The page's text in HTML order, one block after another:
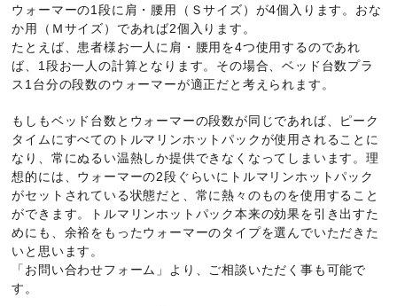
資料ダウンロード
会社情報
個人情報保護方針
特定商取引法に基づく表記
サイトマップ
ウォーマーの1段に肩・腰用（Ｓサイズ）が4個入ります。おな
か用（Ｍサイズ）であれば2個入ります。
たとえば、患者様お一人に肩・腰用を4つ使用するのであれ
ば、1段お一人の計算となります。その場合、ベッド台数プラ
ス1台分の段数のウォーマーが適正だと考えられます。
もしもベッド台数とウォーマーの段数が同じであれば、ピーク
タイムにすべてのトルマリンホットパックが使用されることに
なり、常にぬるい温熱しか提供できなくなってしまいます。理
想的には、ウォーマーの2段ぐらいにトルマリンホットパック
がセットされている状態だと、常に熱々のものを使用すること
ができます。トルマリンホットパック本来の効果を引き出すた
めにも、余裕をもったウォーマーのタイプを選んでいただきた
いと思います。
「お問い合わせフォーム」より、ご相談いただく事も可能で
す。